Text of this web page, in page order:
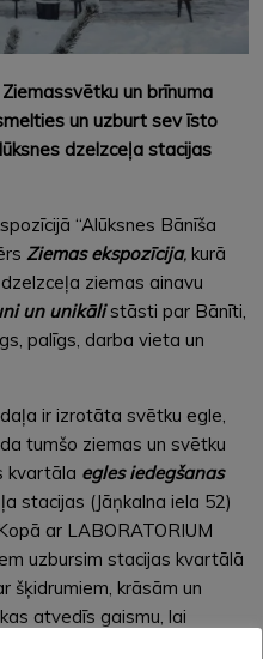
un brīnuma
un uzburt sev īsto
dzelzceļa stacijas
“Alūksnes Bānīša
Ziemas ekspozīcija, kurā
ziemas ainavu
un unikālistāsti par Bānīti,
palīgs, darba vieta un
ir izrotāta svētku egle,
tumšo ziemas un svētku
kvartāla egles iedegšanas
stacijas (Jāņkalna iela 52)
ar LABORATORIUM
uzbursim stacijas kvartālā
šķidrumiem, krāsām un
atvedīs gaismu, lai